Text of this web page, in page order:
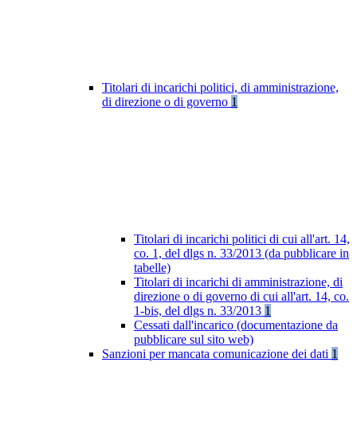
Titolari di incarichi politici, di amministrazione,
di direzione o di governo 1
Titolari di incarichi politici di cui all'art. 14,
co. 1, del dlgs n. 33/2013 (da pubblicare in
tabelle)
Titolari di incarichi di amministrazione, di
direzione o di governo di cui all'art. 14, co.
1-bis, del dlgs n. 33/2013 1
Cessati dall'incarico (documentazione da
pubblicare sul sito web)
Sanzioni per mancata comunicazione dei dati 1